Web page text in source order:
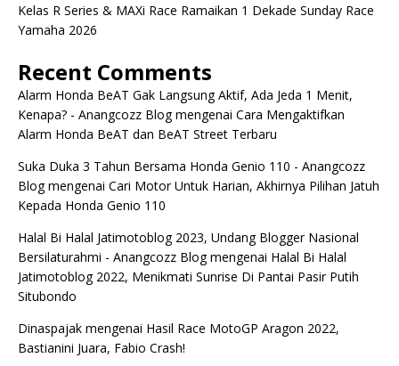
Kelas R Series & MAXi Race Ramaikan 1 Dekade Sunday Race
Yamaha 2026
Recent Comments
Alarm Honda BeAT Gak Langsung Aktif, Ada Jeda 1 Menit,
Kenapa? - Anangcozz Blogmengenai Cara Mengaktifkan
Alarm Honda BeAT dan BeAT Street Terbaru
Suka Duka 3 Tahun Bersama Honda Genio 110 - Anangcozz
Blogmengenai Cari Motor Untuk Harian, Akhirnya Pilihan Jatuh
Kepada Honda Genio 110
Halal Bi Halal Jatimotoblog 2023, Undang Blogger Nasional
Bersilaturahmi - Anangcozz Blogmengenai Halal Bi Halal
Jatimotoblog 2022, Menikmati Sunrise Di Pantai Pasir Putih
Situbondo
Dinaspajak mengenai Hasil Race MotoGP Aragon 2022,
Bastianini Juara, Fabio Crash!